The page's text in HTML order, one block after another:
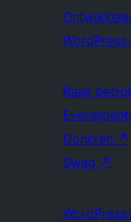
Raak
Doneren ↗
Swag ↗